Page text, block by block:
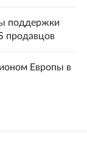
поддержки
продавцов
Европы в